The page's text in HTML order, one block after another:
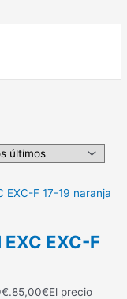
EXC-F
85,00€El precio